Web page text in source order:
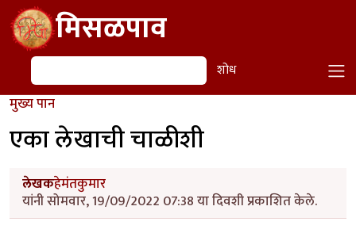
Skip to main contentमिसळपाव
शोध शोध
मुख्य पान
एका लेखाची चाळीशी
लेखकहेमंतकुमार
यांनी सोमवार, 19/09/2022 07:38 या दिवशी प्रकाशित केले.